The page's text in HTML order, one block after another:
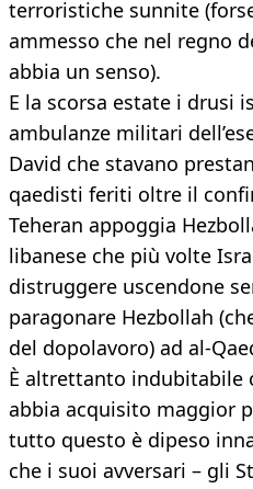
terroristiche sunnite
ammesso che nel regno
abbia un senso).
E la scorsa estate i drusi
ambulanze militari
David che stavano
qaedisti feriti oltre il
Teheran appoggia
libanese che più volte
distruggere uscendone
paragonare Hezbollah
del dopolavoro) ad al-
È altrettanto indubitabile
abbia acquisito maggior
tutto questo è dipeso
che i suoi avversari – gli